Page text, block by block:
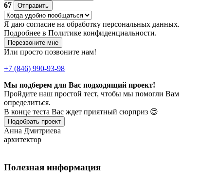
67
Отправить
Я даю согласие на обработку персональных данных.
Подробнее в Политике конфиденциальности.
Перезвоните мне
Или просто позвоните нам!
+7 (846) 990-93-98
Мы подберем для Вас подходящий проект!
Пройдите наш простой тест, чтобы мы помогли Вам
определиться.
В конце теста Вас ждет приятный сюрприз 😊
Подобрать проект
Анна Дмитриева
архитектор
Полезная информация